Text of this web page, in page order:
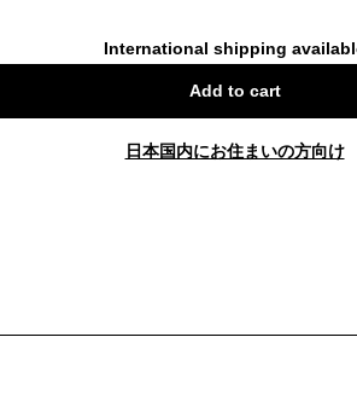
International shipping
Add to cart
日本国内にお住まいの方向け